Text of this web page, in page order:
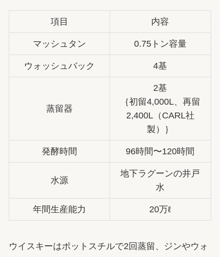
項目 内容
マッシュタン 0.75トン容量
ウォッシュバック 4基
蒸留器
2基
｛初留4,000L、再留
2,400L（CARL社
製）｝
発酵時間 96時間〜120時間
水源
地下ラグーンの井戸
水
年間生産能力 20万ℓ
ウイスキーはポットスチルで2回蒸留、ジンやウォ